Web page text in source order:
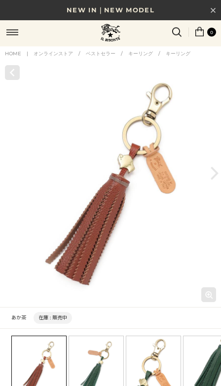
NEW IN｜NEW MODEL
8/17(月)10時まで｜税込11,000円以上で送料無料
贈る相手やシーンから選べる、新しいギフトガイド
0
HOME | オンラインストア / ベストセラー / キーリング / キーリング
あか茶 在庫 : 販売中